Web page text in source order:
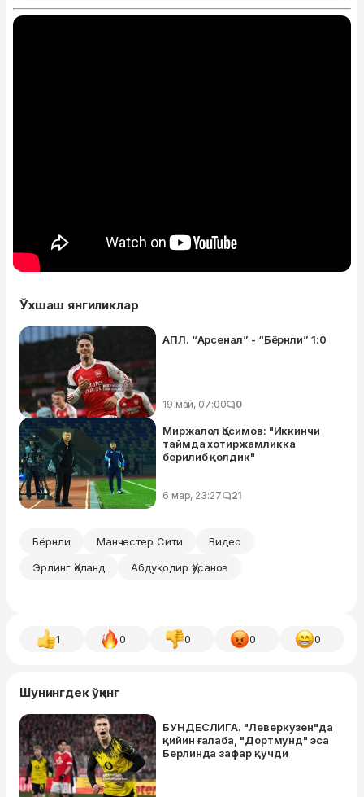
Ўхшаш янгиликлар
АПЛ. “Арсенал” - “Бёрнли” 1:0
19 май, 07:00 0
Миржалол Қосимов: "Иккинчи
таймда хотиржамликка
берилиб қолдик"
6 мар, 23:27 21
Бёрнли Манчестер Сити
Видео
Эрлинг Ҳоланд
Абдуқодир Ҳусанов
1 0 0 0 0
Шунингдек ўқинг
БУНДЕСЛИГА. "Леверкузен"да
қийин ғалаба, "Дортмунд" эса
Берлинда зафар қучди